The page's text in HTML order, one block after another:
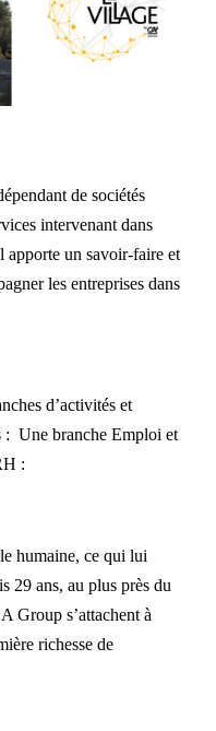
de sociétés
intervenant dans
apporte un savoir-faire et
les entreprises dans
d’activités et
: Une branche Emploi et
:
humaine, ce qui lui
29 ans, au plus près du
Group s’attachent à
richesse de